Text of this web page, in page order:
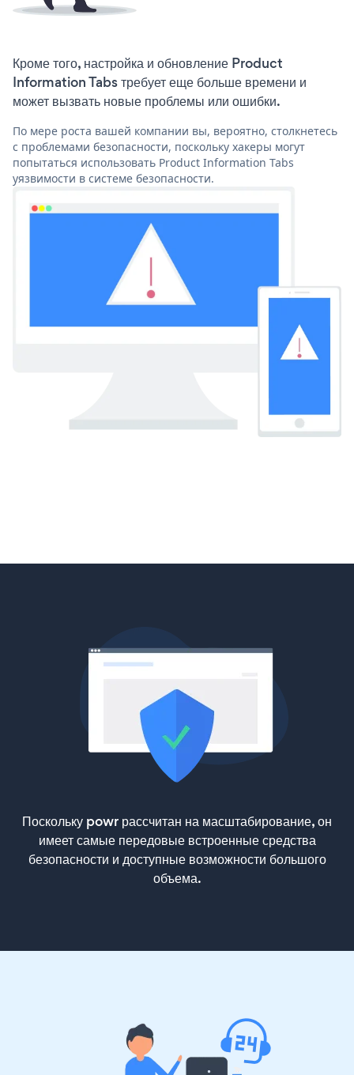
Кроме того, настройка и обновление Product
Information Tabs требует еще больше времени и
может вызвать новые проблемы или ошибки.
По мере роста вашей компании вы, вероятно, столкнетесь
с проблемами безопасности, поскольку хакеры могут
попытаться использовать Product Information Tabs
уязвимости в системе безопасности.
Поскольку powr рассчитан на масштабирование, он
имеет самые передовые встроенные средства
безопасности и доступные возможности большого
объема.